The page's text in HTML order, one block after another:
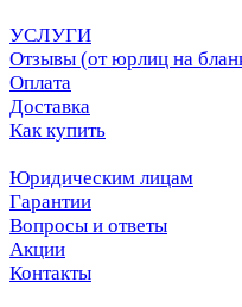
УСЛУГИ
Отзывы (от юрлиц на
Оплата
Доставка
Как купить
Юридическим лицам
Гарантии
Вопросы и ответы
Акции
Контакты